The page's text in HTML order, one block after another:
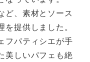
ど、素材とソース
提供しました。
フパティシエが手
美しいパフェも絶